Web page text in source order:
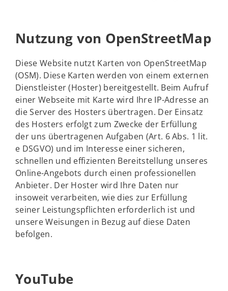
Nutzung von OpenStreetMap
Diese Website nutzt Karten von OpenStreetMap
(OSM). Diese Karten werden von einem externen
Dienstleister (Hoster) bereitgestellt. Beim Aufruf
einer Webseite mit Karte wird Ihre IP-Adresse an
die Server des Hosters übertragen. Der Einsatz
des Hosters erfolgt zum Zwecke der Erfüllung
der uns übertragenen Aufgaben (Art. 6 Abs. 1 lit.
e DSGVO) und im Interesse einer sicheren,
schnellen und effizienten Bereitstellung unseres
Online-Angebots durch einen professionellen
Anbieter. Der Hoster wird Ihre Daten nur
insoweit verarbeiten, wie dies zur Erfüllung
seiner Leistungspflichten erforderlich ist und
unsere Weisungen in Bezug auf diese Daten
befolgen.
YouTube